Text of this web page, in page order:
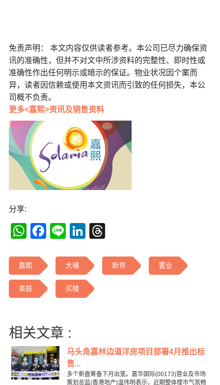
免责声明： 本文内容仅供读者参考。本公司已尽力确保资
讯的准确性，但并不对文中所涉资料的完整性、即时性或
准确性作出任何明示或暗示的保证。物业状况因个案而
异，读者因信赖或使用本文资讯而引致的任何损失，本公
司概不负责。
更多<嘉熙>资讯及销售资料
分享:
WhatsApp
Facebook
LineLinkedIn
嘉熙 大埔 新界 置业
美联 买楼
相关文章 :
马头角嘉林边道洋房项目部署4月推出标
售...
多个新盘筹备下月出笼。嘉华国际(00173)营业及市场
策划总监(香港地产)温伟明表示，近期整体楼市气氛畅